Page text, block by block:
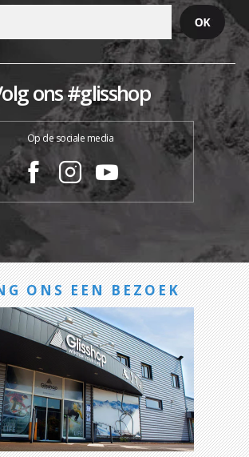
ons #glisshop
Op de sociale media
ONS EEN BEZOEK